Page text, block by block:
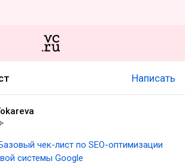
Написать
чек-лист по SEO-оптимизации
системы Google